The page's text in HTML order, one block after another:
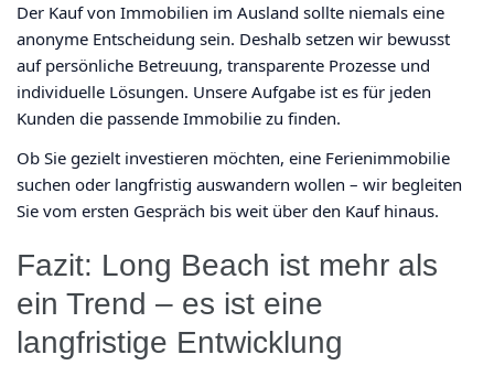
Der Kauf von Immobilien im Ausland sollte niemals eine
anonyme Entscheidung sein. Deshalb setzen wir bewusst
auf persönliche Betreuung, transparente Prozesse und
individuelle Lösungen. Unsere Aufgabe ist es für jeden
Kunden die passende Immobilie zu finden.
Ob Sie gezielt investieren möchten, eine Ferienimmobilie
suchen oder langfristig auswandern wollen – wir begleiten
Sie vom ersten Gespräch bis weit über den Kauf hinaus.
Fazit: Long Beach ist mehr als
ein Trend – es ist eine
langfristige Entwicklung